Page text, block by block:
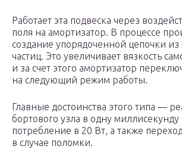
Работает эта подвеска через
поля на амортизатор. В процессе
создание упорядоченной цепочки
частиц. Это увеличивает вязкость
и за счет этого амортизатор
на следующий режим работы.
Главные достоинства этого типа —
бортового узла в одну
потребление в 20 Вт, а также
в случае поломки.